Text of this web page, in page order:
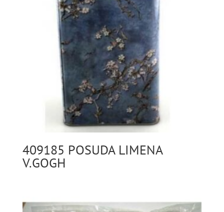
409185 POSUDA LIMENA
V.GOGH